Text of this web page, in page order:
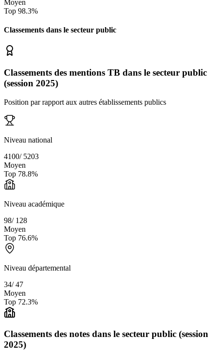
Moyen
Top 98.3%
Classements dans le secteur public
Classements des mentions TB dans le secteur public
(session 2025)
Position par rapport aux autres établissements publics
Niveau national
4100/ 5203
Moyen
Top 78.8%
Niveau académique
98/ 128
Moyen
Top 76.6%
Niveau départemental
34/47
Moyen
Top 72.3%
Classements des notes dans le secteur public (session
2025)